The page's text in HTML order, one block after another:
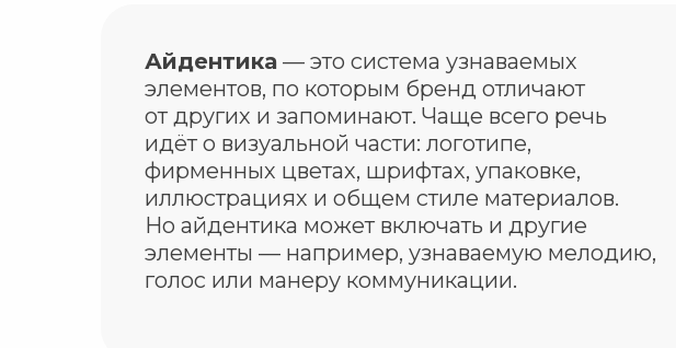
Айдентика — это система узнаваемых
элементов, по которым бренд отличают
от других и запоминают. Чаще всего речь
идёт о визуальной части: логотипе,
фирменных цветах, шрифтах, упаковке,
иллюстрациях и общем стиле материалов.
Но айдентика может включать и другие
элементы — например, узнаваемую мелодию,
голос или манеру коммуникации.